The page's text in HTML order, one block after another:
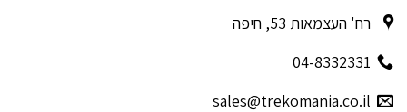
רח' העצמאות 53, חיפה
04-8332331
sales@trekomania.co.il